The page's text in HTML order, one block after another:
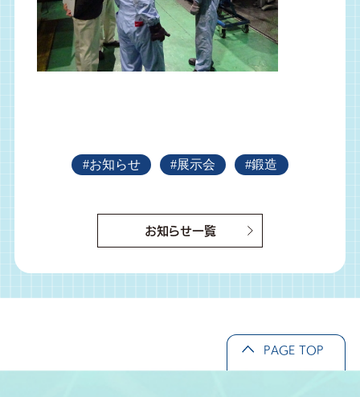
#お知らせ #展示会 #鍛造
お知らせ一覧
PAGE TOP